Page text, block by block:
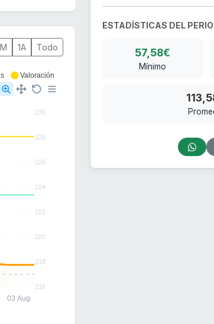
1A Todo
230
228
226
224
222
220
218
216
03 Aug
Valoración
ESTADÍSTICAS DEL
57,58€
Mínimo